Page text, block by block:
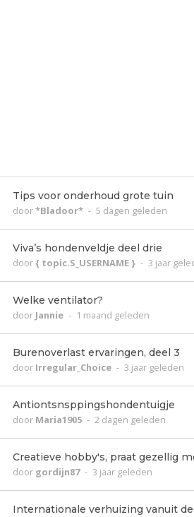
Tips voor onderhoud grote tuin
door*Bladoor* - 5 dagen geleden
Viva’s hondenveldje deel drie
door{ topic.S_USERNAME } - 3 jaar
Welke ventilator?
door Jannie - 1 maand geleden
Burenoverlast ervaringen, deel 3
door Irregular_Choice - 3 jaar geleden
Antiontsnsppingshondentuigje
door Maria1905 - 2 dagen geleden
Creatieve hobby's, praat gezellig
door gordijn87 - 3 jaar geleden
Internationale verhuizing vanuit